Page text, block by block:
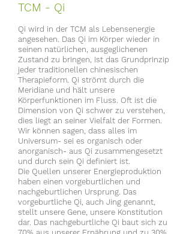
TCM - Qi
Qi wird in der TCM als Lebensenergie
angesehen. Das Qi im Körper wieder in
seinen natürlichen, ausgeglichenen
Zustand zu bringen, ist das Grundprinzip
jeder traditionellen chinesischen
Therapieform. Qi strömt durch die
Meridiane und hält unsere
Körperfunktionen im Fluss. Oft ist die
Dimension von Qi schwer zu verstehen,
dies liegt an seiner Vielfalt der Formen.
Wir können sagen, dass alles im
Universum- sei es organisch oder
anorganisch- aus Qi zusammengesetzt
und durch sein Qi definiert ist.
Die Quellen unserer Energieproduktion
haben einen vorgeburtlichen und
nachgeburtlichen Ursprung. Das
vorgeburtliche Qi, auch Jing genannt,
stellt unsere Gene, unsere Konstitution
dar. Das nachgeburtliche Qi baut sich zu